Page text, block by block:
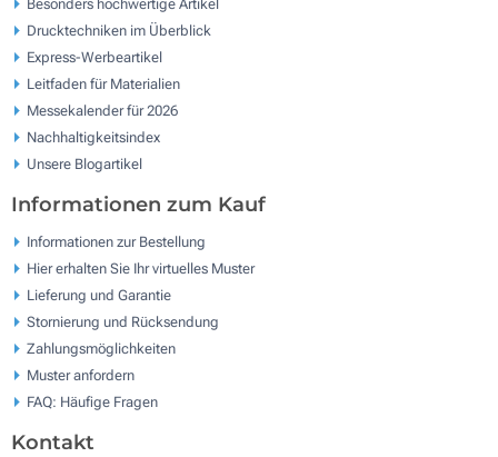
Drucktechniken im Überblick
Express-Werbeartikel
Leitfaden für Materialien
Messekalender für 2026
Nachhaltigkeitsindex
Unsere Blogartikel
Informationen zum Kauf
Informationen zur Bestellung
Hier erhalten Sie Ihr virtuelles Muster
Lieferung und Garantie
Stornierung und Rücksendung
Zahlungsmöglichkeiten
Muster anfordern
FAQ: Häufige Fragen
Kontakt